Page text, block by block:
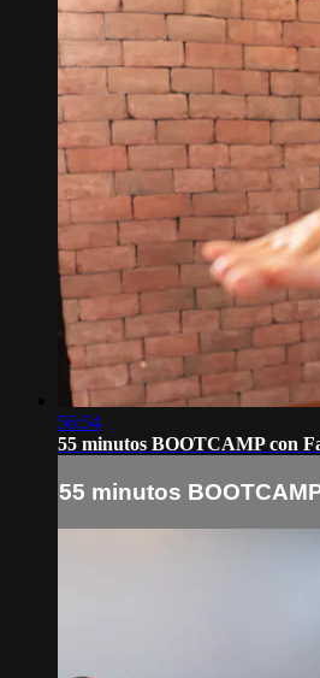
56:54
55 minutos BOOTCAMP con
55 minutos